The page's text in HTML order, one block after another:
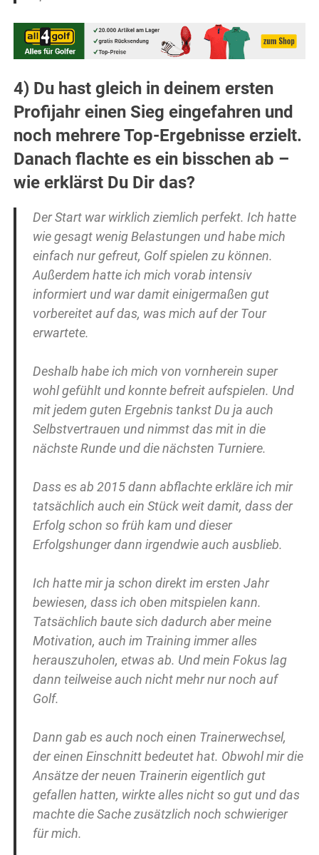
4) Du hast gleich in deinem ersten
Profijahr einen Sieg eingefahren und
noch mehrere Top-Ergebnisse erzielt.
Danach flachte es ein bisschen ab –
wie erklärst Du Dir das?
Der Start war wirklich ziemlich perfekt. Ich hatte
wie gesagt wenig Belastungen und habe mich
einfach nur gefreut, Golf spielen zu können.
Außerdem hatte ich mich vorab intensiv
informiert und war damit einigermaßen gut
vorbereitet auf das, was mich auf der Tour
erwartete.
Deshalb habe ich mich von vornherein super
wohl gefühlt und konnte befreit aufspielen. Und
mit jedem guten Ergebnis tankst Du ja auch
Selbstvertrauen und nimmst das mit in die
nächste Runde und die nächsten Turniere.
Dass es ab 2015 dann abflachte erkläre ich mir
tatsächlich auch ein Stück weit damit, dass der
Erfolg schon so früh kam und dieser
Erfolgshunger dann irgendwie auch ausblieb.
Ich hatte mir ja schon direkt im ersten Jahr
bewiesen, dass ich oben mitspielen kann.
Tatsächlich baute sich dadurch aber meine
Motivation, auch im Training immer alles
herauszuholen, etwas ab. Und mein Fokus lag
dann teilweise auch nicht mehr nur noch auf
Golf.
Dann gab es auch noch einen Trainerwechsel,
der einen Einschnitt bedeutet hat. Obwohl mir die
Ansätze der neuen Trainerin eigentlich gut
gefallen hatten, wirkte alles nicht so gut und das
machte die Sache zusätzlich noch schwieriger
für mich.